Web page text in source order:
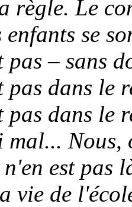
règle. Le
enfants se
– sans
dans le
dans le
mal... Nous,
est pas
vie de